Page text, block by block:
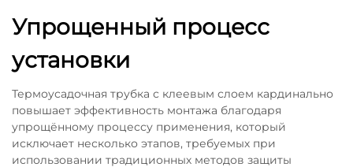
Упрощенный процесс
установки
Термоусадочная трубка с клеевым слоем кардинально
повышает эффективность монтажа благодаря
упрощённому процессу применения, который
исключает несколько этапов, требуемых при
использовании традиционных методов защиты